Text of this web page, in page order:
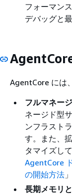
フォーマン
デバッグと
AgentCore には
フルマネー
ネージド型
ンフラスト
す。また、
タマイズし
AgentCore
の開始方法
長期メモリ